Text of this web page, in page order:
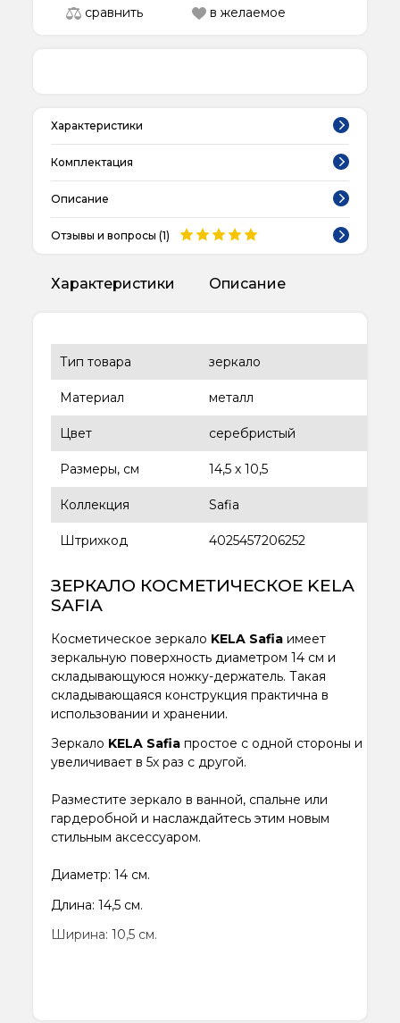
сравнить в желаемое
Характеристики
Комплектация
Описание
Отзывы и вопросы (1)
Характеристики Описание
Тип товара зеркало
Материал металл
Цвет серебристый
Размеры, см 14,5 х 10,5
Коллекция Safia
Штрихкод 4025457206252
ЗЕРКАЛО КОСМЕТИЧЕСКОЕ KELA
SAFIA
Косметическое зеркало KELA Safia имеет
зеркальную поверхность диаметром 14 см и
складывающуюся ножку-держатель. Такая
складывающаяся конструкция практична в
использовании и хранении.
Зеркало KELA Safia простое с одной стороны и
увеличивает в 5х раз с другой.
Разместите зеркало в ванной, спальне или
гардеробной и наслаждайтесь этим новым
стильным аксессуаром.
Диаметр: 14 см.
Длина: 14,5 см.
Ширина: 10,5 см.